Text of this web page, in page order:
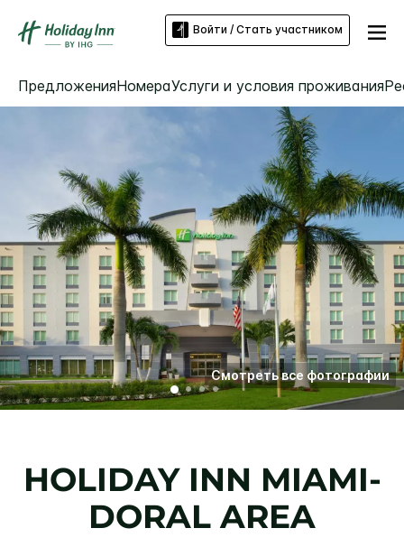
Войти / Стать участником
ПредложенияНомераУслуги и условия проживания
Смотреть все фотографии
HOLIDAY INN MIAMI-
DORAL AREA